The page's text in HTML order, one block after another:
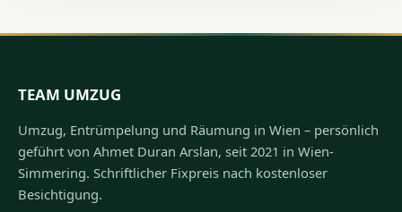
TEAM UMZUG
Umzug, Entrümpelung und Räumung in Wien – persönlich
geführt von Ahmet Duran Arslan, seit 2021 in Wien-
Simmering. Schriftlicher Fixpreis nach kostenloser
Besichtigung.